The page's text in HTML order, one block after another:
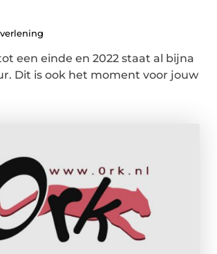
een einde en 2022 staat al bijna
Dit is ook het moment voor jouw